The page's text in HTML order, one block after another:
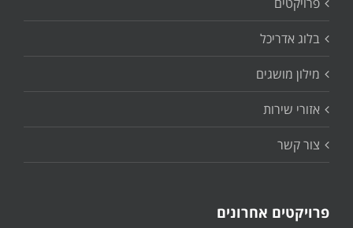
בלוג אדריכל
מילון מושגים
אזורי שירות
צור קשר
פרויקטים אחרונים